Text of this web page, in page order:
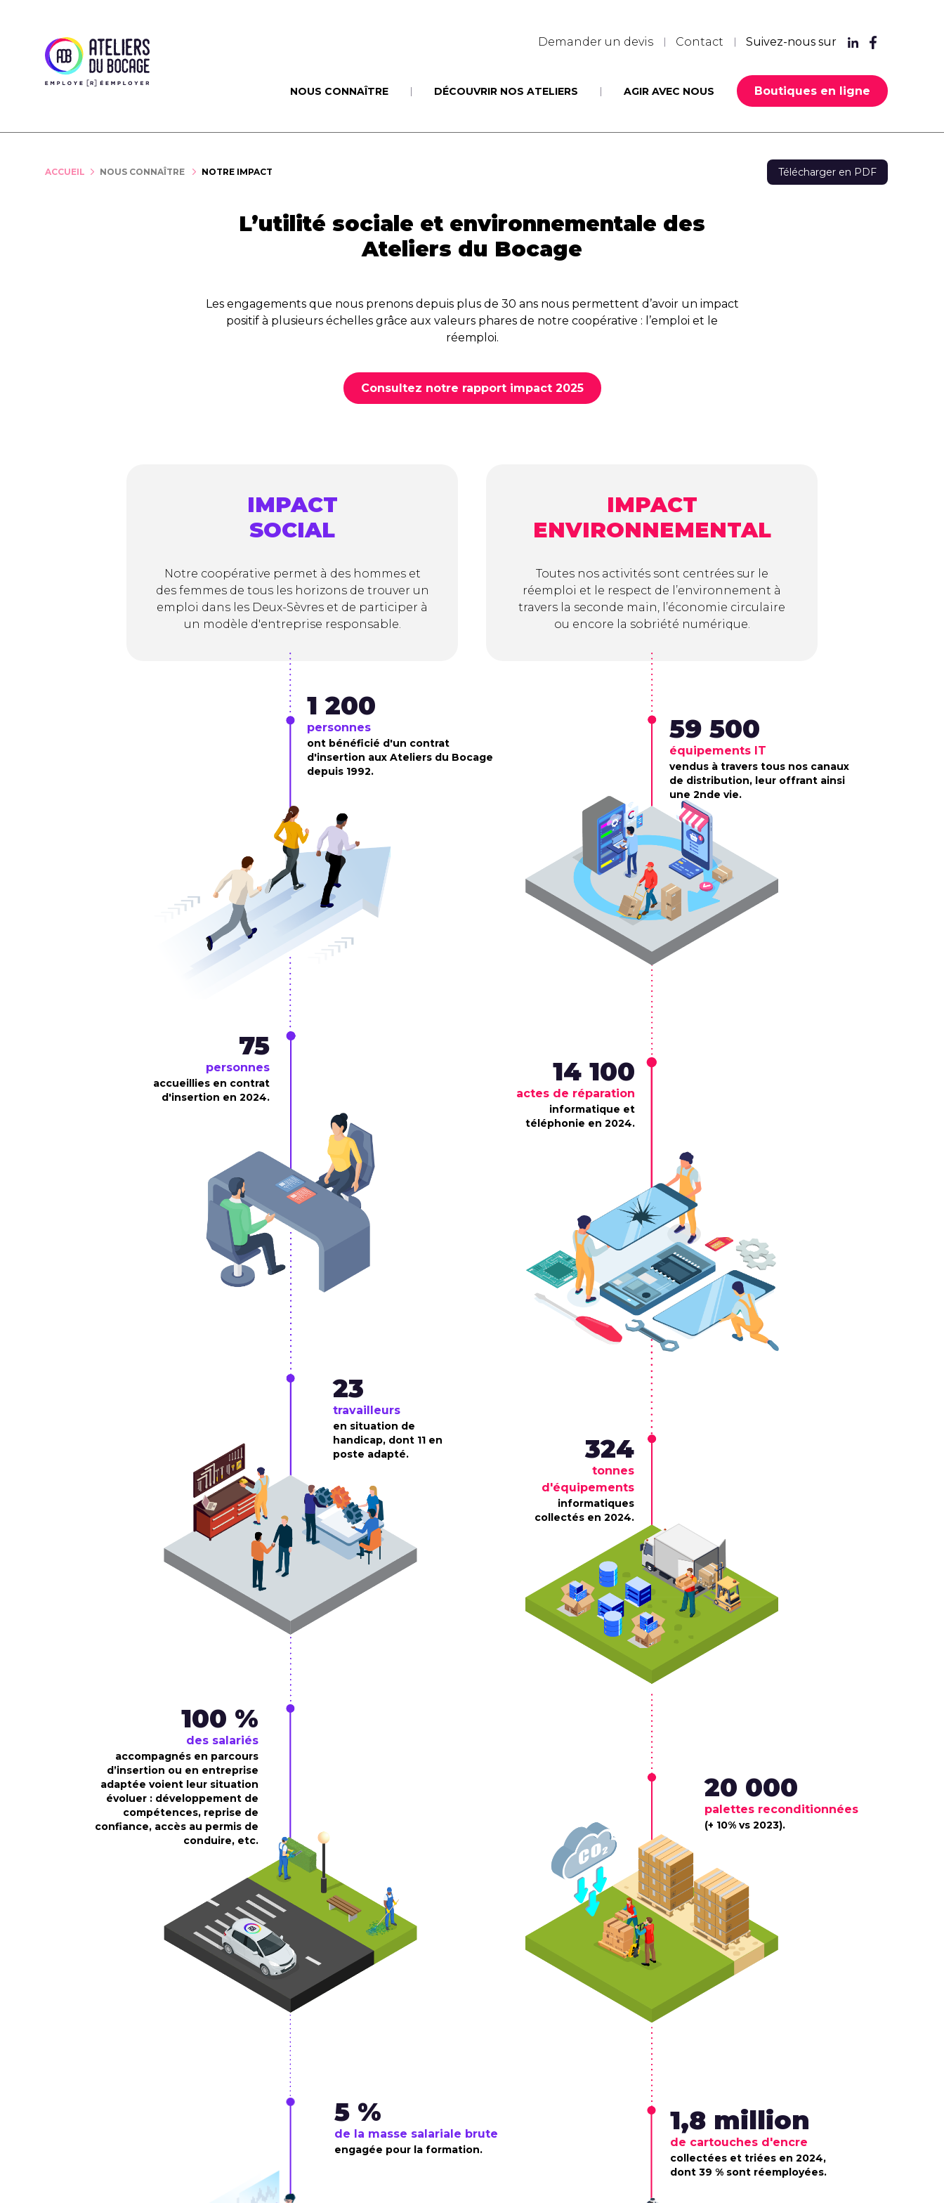
Demander un devis Contact Suivez-nous sur
NOUS CONNAÎTRE DÉCOUVRIR NOS ATELIERS AGIR AVEC NOUS Boutiques en ligne
ACCUEIL NOUS CONNAÎTRE NOTRE IMPACT Télécharger en PDF
L’utilité sociale et environnementale des
Ateliers du Bocage
Les engagements que nous prenons depuis plus de 30 ans nous permettent d’avoir un impact
positif à plusieurs échelles grâce aux valeurs phares de notre coopérative : l’emploi et le
réemploi.
Consultez notre rapport impact 2025
IMPACT
SOCIAL
Notre coopérative permet à des hommes et
des femmes de tous les horizons de trouver un
emploi dans les Deux-Sèvres et de participer à
un modèle d'entreprise responsable.
1 200
personnes
ont bénéficié d'un contrat
d'insertion aux Ateliers du Bocage
depuis 1992.
75
personnes
accueillies en contrat
d'insertion en 2024.
23
travailleurs
en situation de
handicap, dont 11 en
poste adapté.
100 %
des salariés
accompagnés en parcours
d’insertion ou en entreprise
adaptée voient leur situation
évoluer : développement de
compétences, reprise de
confiance, accès au permis de
conduire, etc.
5 %
de la masse salariale brute
engagée pour la formation.
IMPACT
ENVIRONNEMENTAL
Toutes nos activités sont centrées sur le
réemploi et le respect de l’environnement à
travers la seconde main, l’économie circulaire
ou encore la sobriété numérique.
59 500
équipements IT
vendus à travers tous nos canaux
de distribution, leur offrant ainsi
une 2nde vie.
14 100
actes de réparation
informatique et
téléphonie en 2024.
324
tonnes
d'équipements
informatiques
collectés en 2024.
20 000
palettes reconditionnées
(+ 10% vs 2023).
1,8 million
de cartouches d'encre
collectées et triées en 2024,
dont 39 % sont réemployées.